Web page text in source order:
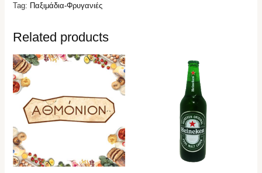
Tag: Παξιμάδια-Φρυγανιές
Related products